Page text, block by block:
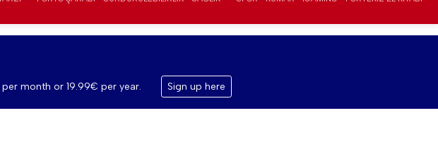
month or 19.99€ per year. Sign up here